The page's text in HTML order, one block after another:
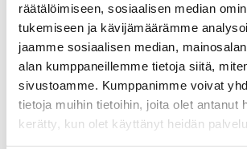
räätälöimiseen, sosiaalisen median
tukemiseen ja kävijämäärämme
jaamme sosiaalisen median,
alan kumppaneillemme tietoja siitä,
sivustoamme. Kumppanimme voivat
tietoja muihin tietoihin, joita olet antanut
kerätty, kun olet käyttänyt heidän
C100-sarjaan kuuluu 13 ergonomista,
suorituskyvyllä varustettua pihtimallia. Jopa
asti, erinomaisella lineaarisuudella sekä